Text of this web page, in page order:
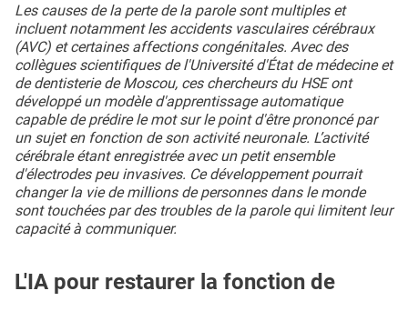
Les causes de la perte de la parole sont multiples et
incluent notamment les accidents vasculaires cérébraux
(AVC) et certaines affections congénitales. Avec des
collègues scientifiques de l'Université d'État de médecine et
de dentisterie de Moscou, ces chercheurs du HSE ont
développé un modèle d'apprentissage automatique
capable de prédire le mot sur le point d'être prononcé par
un sujet en fonction de son activité neuronale. L’activité
cérébrale étant enregistrée avec un petit ensemble
d'électrodes peu invasives. Ce développement pourrait
changer la vie de millions de personnes dans le monde
sont touchées par des troubles de la parole qui limitent leur
capacité à communiquer.
L'IA pour restaurer la fonction de